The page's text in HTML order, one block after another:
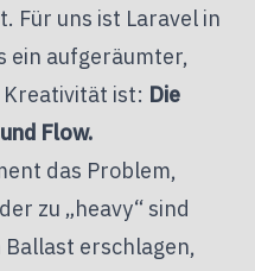
Für uns ist Laravel in
ein aufgeräumter,
ist: Die
Flow.
das Problem,
zu „heavy“ sind
erschlagen,